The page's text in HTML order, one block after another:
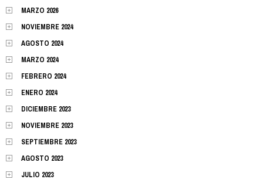
MARZO 2026
NOVIEMBRE 2024
AGOSTO 2024
MARZO 2024
FEBRERO 2024
ENERO 2024
DICIEMBRE 2023
NOVIEMBRE 2023
SEPTIEMBRE 2023
AGOSTO 2023
JULIO 2023